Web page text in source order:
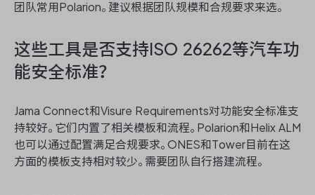
团队常用Polarion。建议根据团队规模和合规要求来选。
这些工具是否支持ISO 26262等汽车功
能安全标准？
Jama Connect和Visure Requirements对功能安全标准支
持较好。它们内置了相关模板和流程。Polarion和Helix ALM
也可以通过配置满足合规要求。ONES和Tower目前在这
方面的模板支持相对较少。需要团队自行搭建流程。